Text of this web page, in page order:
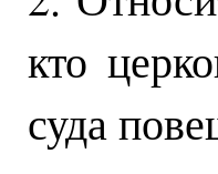
кто
суда